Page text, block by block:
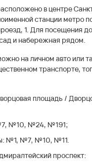
в центре
станции метро
1. Для посещения
и набережная рядом.
на личном авто или
транспорте,
площадь /
№10, №24, №191;
№1, №7, №10, №11.
проспект: